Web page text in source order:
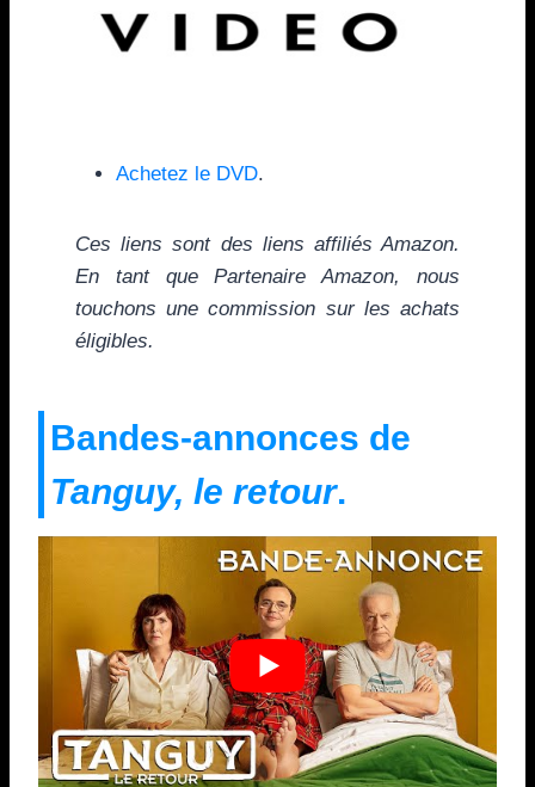
Achetez le DVD.
Ces liens sont des liens affiliés Amazon.
En tant que Partenaire Amazon, nous
touchons une commission sur les achats
éligibles.
Bandes-annonces de
Tanguy, le retour.